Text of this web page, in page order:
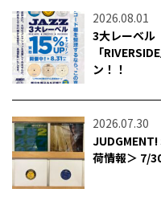
2026.08.01
3大レーベル
「
ン！！
2026.07.30
荷情報＞ 7/